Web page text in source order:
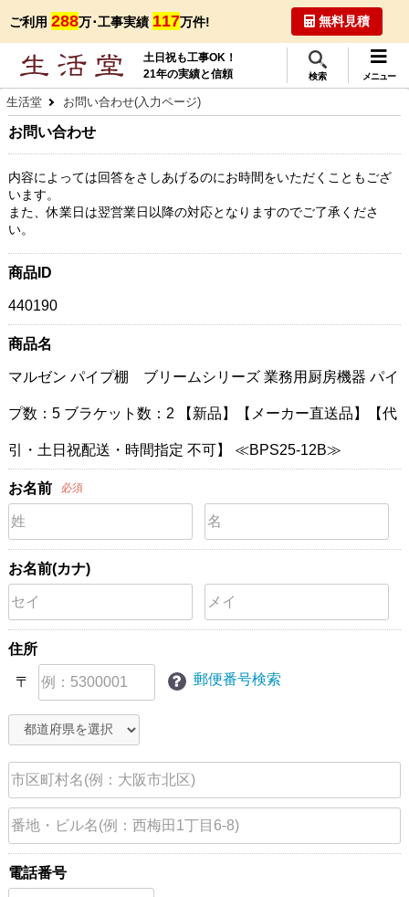
ご利用 288万･工事実績 117万件! 無料見積
土日祝も工事OK！
21年の実績と信頼
検索 メニュー
生活堂 お問い合わせ(入力ページ)
お問い合わせ
内容によっては回答をさしあげるのにお時間をいただくこともござ
います。
また、休業日は翌営業日以降の対応となりますのでご了承くださ
い。
商品ID
440190
商品名
マルゼン パイプ棚 ブリームシリーズ 業務用厨房機器 パイ
プ数：5 ブラケット数：2 【新品】【メーカー直送品】【代
引・土日祝配送・時間指定 不可】 ≪BPS25-12B≫
お名前 必須
お名前(カナ)
住所
〒 郵便番号検索
電話番号